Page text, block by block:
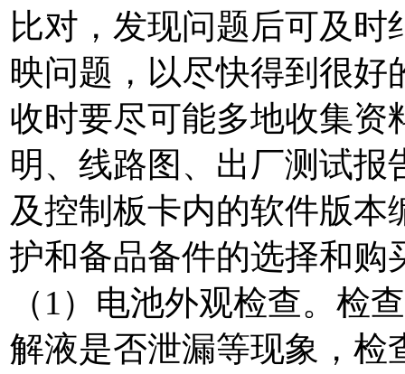
比对，发现问题后可及
映问题，以尽快得到很好
收时要尽可能多地收集资
明、线路图、出厂测试报
及控制板卡内的软件版
护和备品备件的选择和购
（1）电池外观检查。检
解液是否泄漏等现象，检